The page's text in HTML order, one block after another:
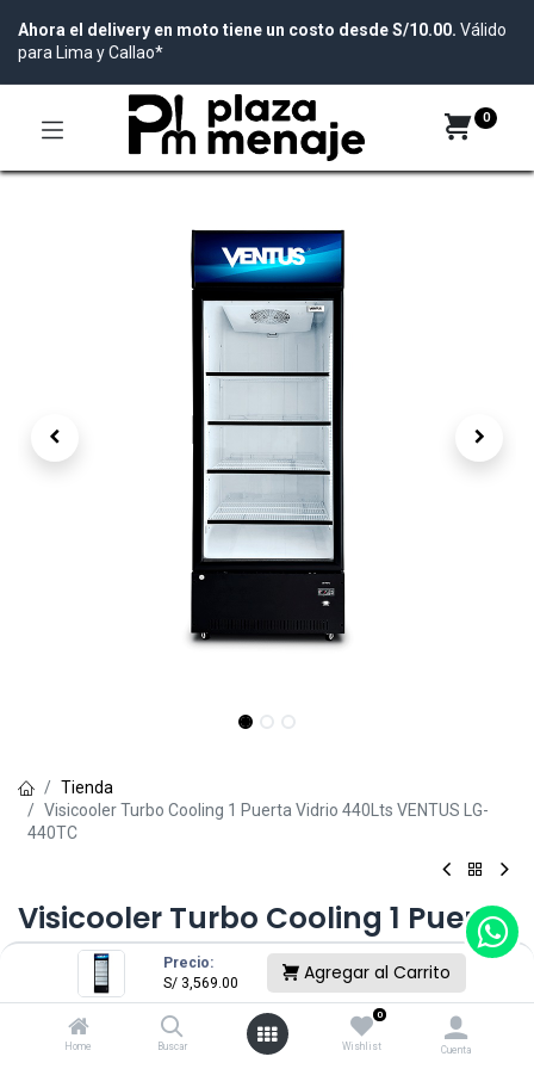
Precio:
S/ 3,569.00 Agregar al Carrito
Home Buscar
0
Wishlist Cuenta
Ahora el delivery en moto tiene un costo desde S/10.00. Válido
para Lima y Callao*
0
Tienda
Visicooler Turbo Cooling 1 Puerta Vidrio 440Lts VENTUS LG-
440TC
Visicooler Turbo Cooling 1 Puerta
Vidrio 440Lts VENTUS LG-440TC
(0 reseña)
3,569.00